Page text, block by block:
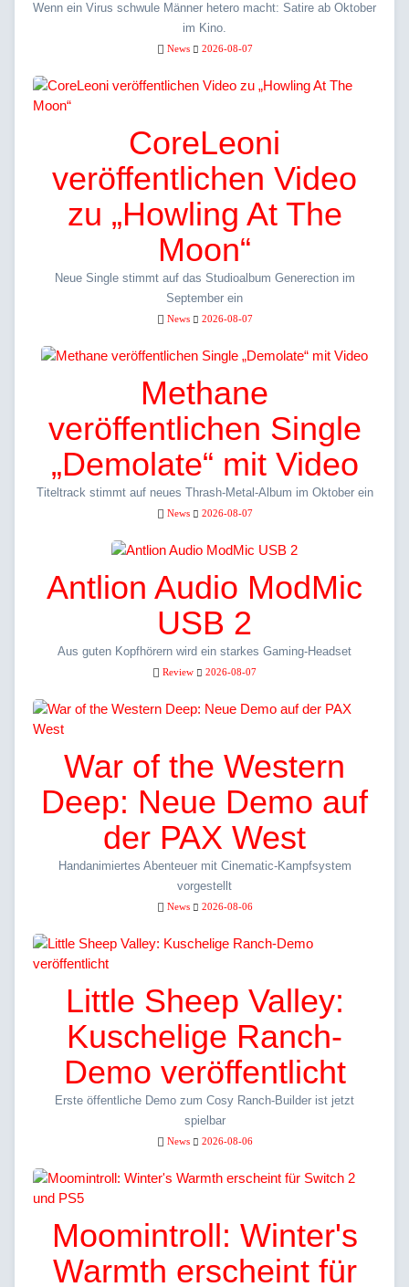
Wenn ein Virus schwule Männer hetero macht: Satire ab Oktober
im Kino.
News 2026-08-07
CoreLeoni
veröffentlichen Video
zu „Howling At The
Moon“
Neue Single stimmt auf das Studioalbum Generection im
September ein
News 2026-08-07
Methane
veröffentlichen Single
„Demolate“ mit Video
Titeltrack stimmt auf neues Thrash-Metal-Album im Oktober ein
News 2026-08-07
Antlion Audio ModMic
USB 2
Aus guten Kopfhörern wird ein starkes Gaming-Headset
Review 2026-08-07
War of the Western
Deep: Neue Demo auf
der PAX West
Handanimiertes Abenteuer mit Cinematic-Kampfsystem
vorgestellt
News 2026-08-06
Little Sheep Valley:
Kuschelige Ranch-
Demo veröffentlicht
Erste öffentliche Demo zum Cosy Ranch-Builder ist jetzt
spielbar
News 2026-08-06
Moomintroll: Winter's
Warmth erscheint für